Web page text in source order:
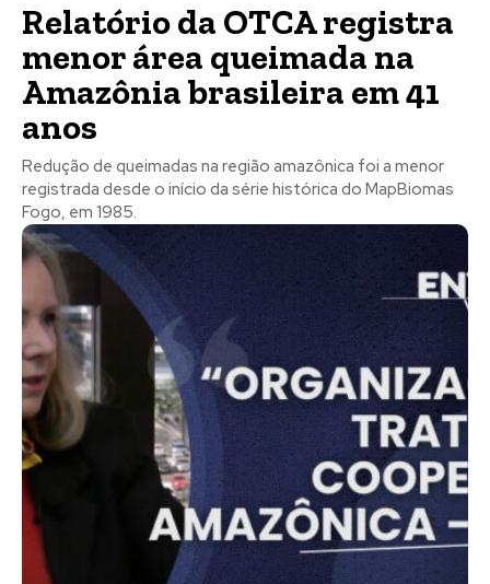
Relatório da OTCA registra
menor área queimada na
Amazônia brasileira em 41
anos
Redução de queimadas na região amazônica foi a menor
registrada desde o início da série histórica do MapBiomas
Fogo, em 1985.